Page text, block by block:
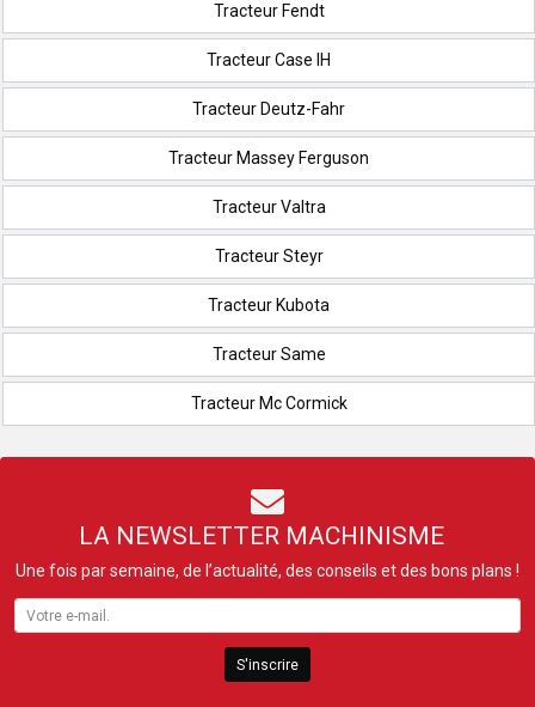
Tracteur Fendt
Tracteur Case IH
Tracteur Deutz-Fahr
Tracteur Massey Ferguson
Tracteur Valtra
Tracteur Steyr
Tracteur Kubota
Tracteur Same
Tracteur Mc Cormick
LA NEWSLETTER MACHINISME
Une fois par semaine, de l’actualité, des conseils et des bons plans !
S'inscrire